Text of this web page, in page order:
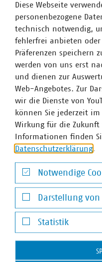
+49 30-58580-154
faelsch(at)vku(dot)de
Diese Webseite
personenbezogene
technisch notwendig,
fehlerfrei anbieten
Präferenzen speichern
werden von uns erst
und dienen zur
Web-Angebotes. Zur
wir die Dienste von
können Sie jederzeit
Wirkung für die
Informationen finden
Datenschutzerklärung.
Notwendige
Notwendige Cookies
Darstellung von
Darstellung von
Statistik
Statistik